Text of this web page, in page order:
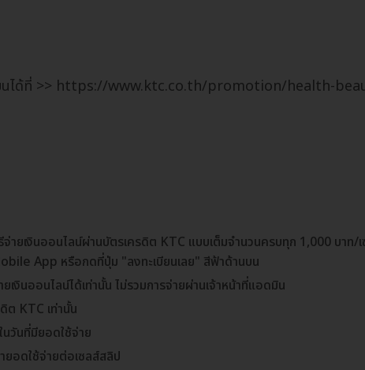
บียนได้ที่ >> https://www.ktc.co.th/promotion/health-
เงินออนไลน์ผ่านบัตรเครดิต KTC แบบเต็มจำนวนครบทุก 1,000 บาท/
App หรือกดที่ปุ่ม "ลงทะเบียนเลย" สีฟ้าด้านบน
เงินออนไลน์ได้เท่านั้น ไม่รวมการจ่ายผ่านเจ้าหน้าที่แอดมิน
ต KTC เท่านั้น
นวันที่มียอดใช้จ่าย
ยอดใช้จ่ายต่อเซลส์สลิป